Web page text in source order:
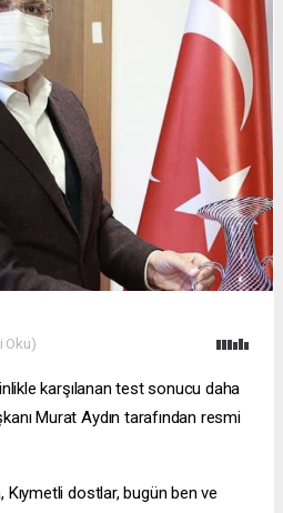
Oku)
karşılanan test sonucu daha
Murat Aydın tarafından resmi
Kıymetli dostlar, bugün ben ve